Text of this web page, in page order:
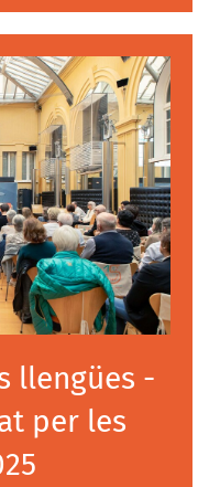
llengües -
per les